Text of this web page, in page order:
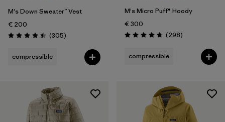
M's Down Sweater™ Vest
€ 200
Évaluation: 4.5 / 5
(305Avis
)
compressible
M's Micro Puff® Hoody
€ 300
Évaluation: 4.7 / 5
(298Avis
)
compressible